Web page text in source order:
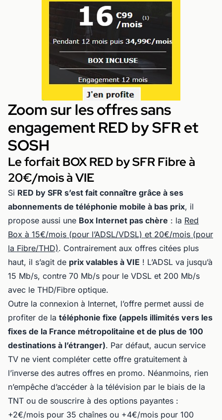
Zoom sur les offres sans
engagement RED by SFR et
SOSH
Le forfait BOX RED by SFR Fibre à
20€/mois à VIE
Si RED by SFR s’est fait connaître grâce à ses
abonnements de téléphonie mobile à bas prix, il
propose aussi une Box Internet pas chère : la Red
Box à 15€/mois (pour l’ADSL/VDSL) et 20€/mois (pour
la Fibre/THD). Contrairement aux offres citées plus
haut, il s’agit de prix valables à VIE ! L’ADSL va jusqu’à
15 Mb/s, contre 70 Mb/s pour le VDSL et 200 Mb/s
avec le THD/Fibre optique.
Outre la connexion à Internet, l’offre permet aussi de
profiter de la téléphonie fixe (appels illimités vers les
fixes de la France métropolitaine et de plus de 100
destinations à l’étranger). Par défaut, aucun service
TV ne vient compléter cette offre gratuitement à
l’inverse des autres offres en promo. Néanmoins, rien
n’empêche d’accéder à la télévision par le biais de la
TNT ou de souscrire à des options payantes :
+2€/mois pour 35 chaînes ou +4€/mois pour 100